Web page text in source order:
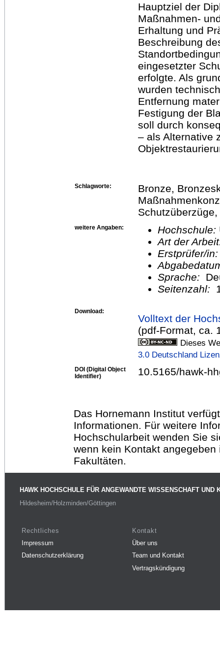
Hauptziel der
Maßnahmen-
Erhaltung und
Beschreibung
eingesetzter
erfolgte. Als
wurden
Entfernung
Festigung der
soll durch
– als Alternative
Schlagworte:
Bronze,
weitere Angaben: Hochschule:
Art der
Erstprüfer/
Sprache:
Seitenzahl:
Download:
Volltext der
(pdf-Format, ca.
Dieses
3.0 Deutschland
DOI (Digital Object
Identifier)
10.5165/hawk-
Das Hornemann Institut
Informationen. Für weitere
Hochschularbeit wenden Sie
wenn kein Kontakt
Fakultäten.
HAWK HOCHSCHULE FÜR ANGEWANDTE WISSENSCHAFT UND
Hildesheim/Holzminden/Göttingen
Rechtliches
Impressum
Datenschutzerklärung
Kontakt
Über uns
Team und Kontakt
Vertragskündigung